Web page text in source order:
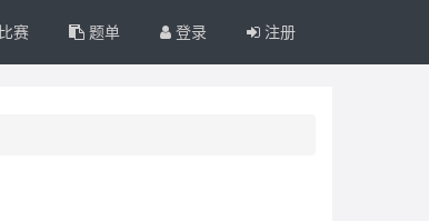
比赛 题单 登录 注册